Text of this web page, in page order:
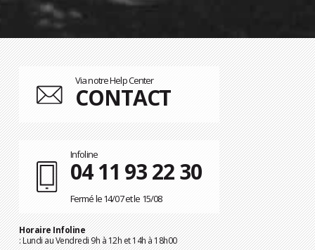
Via notre Help Center
CONTACT
Infoline
04 11 93 22 30
Fermé le 14/07 et le 15/08
Horaire Infoline
: Lundi au Vendredi 9h à 12h et 14h à 18h00